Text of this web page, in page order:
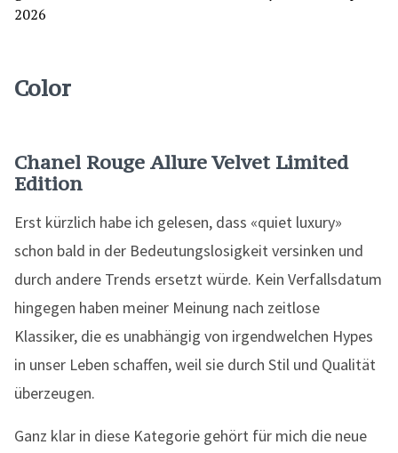
Color
Chanel Rouge Allure Velvet Limited
Edition
Erst kürzlich habe ich gelesen, dass «quiet luxury»
schon bald in der Bedeutungslosigkeit versinken und
durch andere Trends ersetzt würde. Kein Verfallsdatum
hingegen haben meiner Meinung nach zeitlose
Klassiker, die es unabhängig von irgendwelchen Hypes
in unser Leben schaffen, weil sie durch Stil und Qualität
überzeugen.
Ganz klar in diese Kategorie gehört für mich die neue